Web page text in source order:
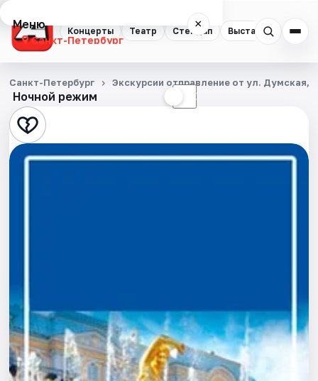
Концерты Театр Стендап Выставки
Меню ×
Санкт-Петербург
Концерты
Театр
Стендап
События
Города
Ночной режим ☾
Санкт-Петербург Экскурсии отправление от ул. Думская,